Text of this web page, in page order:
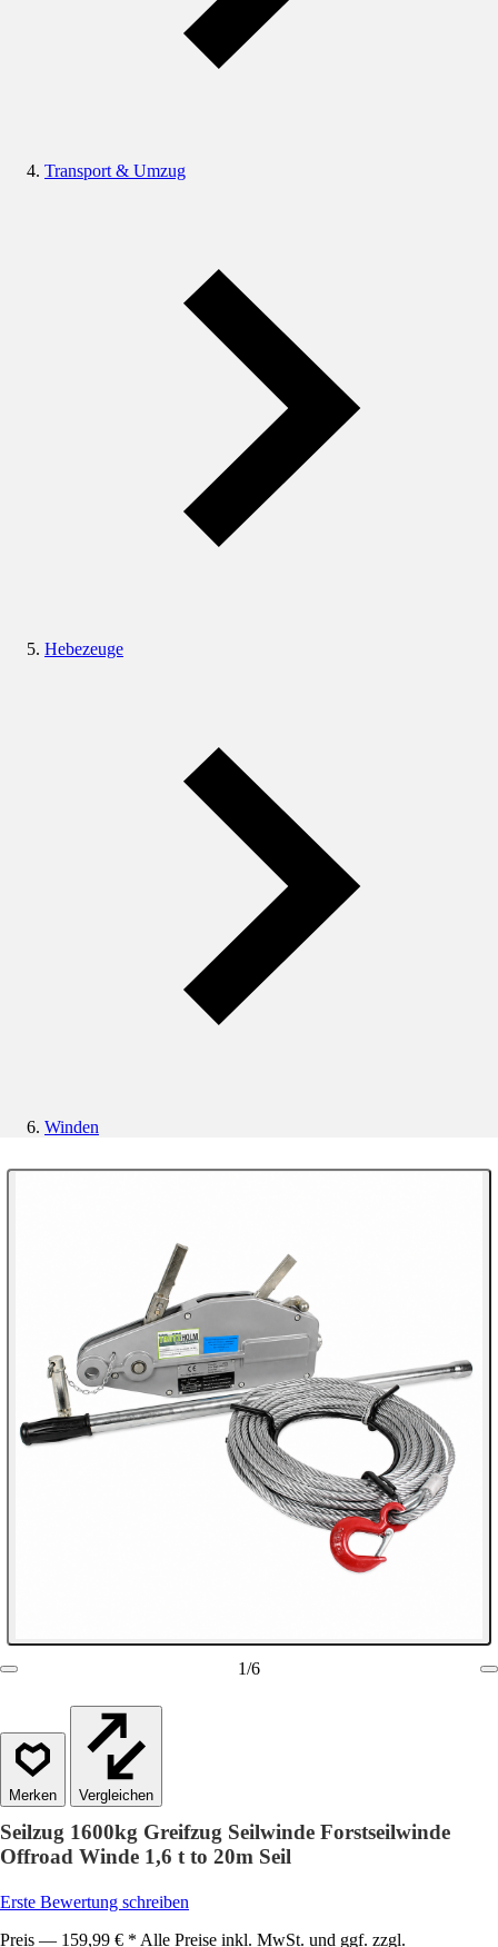
Transport & Umzug
Hebezeuge
Winden
1/6
Vergleichen
Seilzug 1600kg Greifzug Seilwinde Forstseilwinde
Offroad Winde 1,6 t to 20m Seil
Erste Bewertung schreiben
Preis — 159,99 € * Alle Preise inkl. MwSt. und ggf. zzgl.